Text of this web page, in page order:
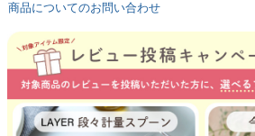
商品についてのお問い合わせ